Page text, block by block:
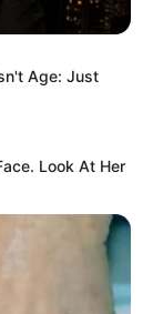
Age: Just
Look At Her